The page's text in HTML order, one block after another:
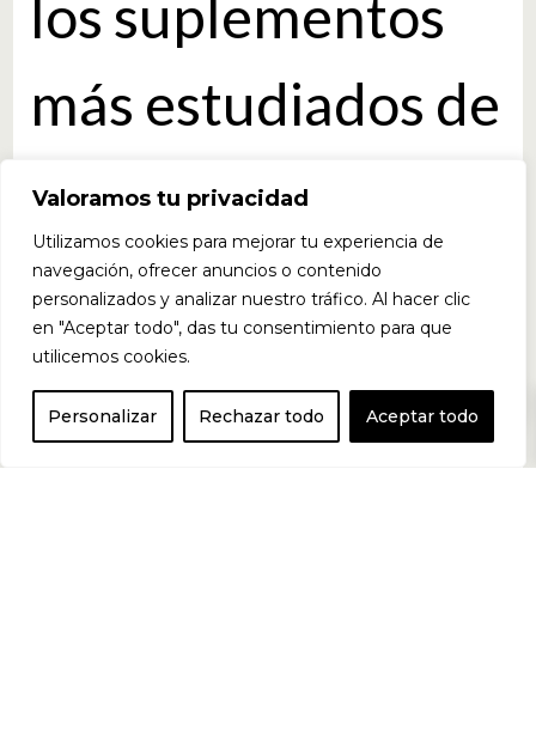
Valoramos tu privacidad
Utilizamos cookies para mejorar tu experiencia de
navegación, ofrecer anuncios o contenido
personalizados y analizar nuestro tráfico. Al hacer clic
en "Aceptar todo", das tu consentimiento para que
utilicemos cookies.
Personalizar Rechazar todo Aceptar todo
los suplementos
más estudiados de
la actualidad.
Algunos de los
beneficios
demostrados